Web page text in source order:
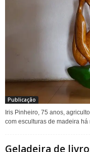
Publicação
Iris Pinheiro, 75 anos,
com esculturas de madeira
Geladeira de